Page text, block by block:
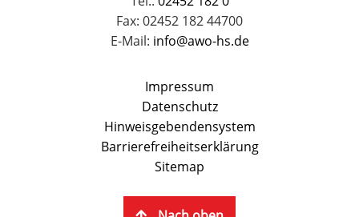
Fax: 02452 182 44700
E-Mail: info@awo-hs.de
Impressum
Datenschutz
Hinweisgebendensystem
Barrierefreiheitserklärung
Sitemap